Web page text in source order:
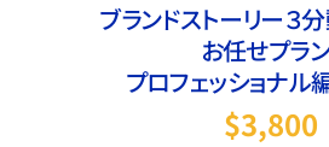
ブランドストーリー３
お任せプラン
プロフェッショナル
$3,800